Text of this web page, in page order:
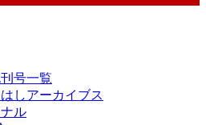
号一覧
しアーカイブス
ル